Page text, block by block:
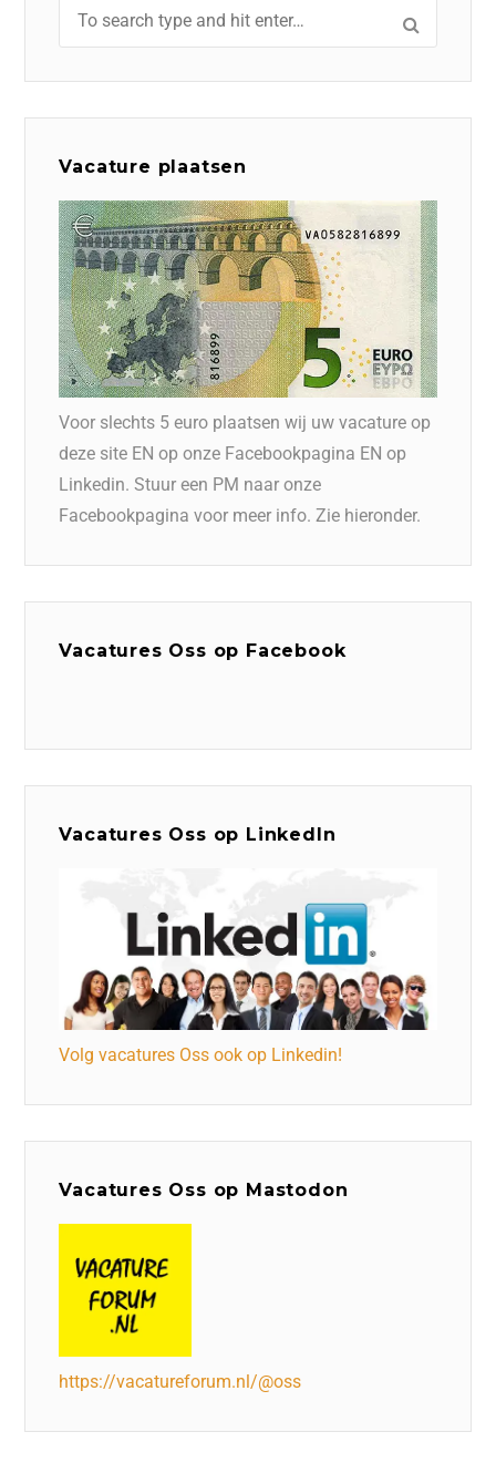
Vacature plaatsen
Voor slechts 5 euro plaatsen wij uw vacature op
deze site EN op onze Facebookpagina EN op
Linkedin. Stuur een PM naar onze
Facebookpagina voor meer info. Zie hieronder.
Vacatures Oss op Facebook
Vacatures Oss op LinkedIn
Volg vacatures Oss ook op Linkedin!
Vacatures Oss op Mastodon
https://vacatureforum.nl/@oss